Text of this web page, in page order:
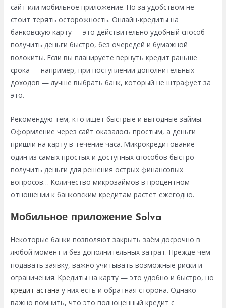
сайт или мобильное приложение. Но за удобством не
стоит терять осторожность. Онлайн-кредиты на
банковскую карту — это действительно удобный способ
получить деньги быстро, без очередей и бумажной
волокиты. Если вы планируете вернуть кредит раньше
срока — например, при поступлении дополнительных
доходов — лучше выбрать банк, который не штрафует за
это.
Рекомендую тем, кто ищет быстрые и выгодные займы.
Оформление через сайт оказалось простым, а деньги
пришли на карту в течение часа. Микрокредитование –
один из самых простых и доступных способов быстро
получить деньги для решения острых финансовых
вопросов… Количество микрозаймов в процентном
отношении к банковским кредитам растет ежегодно.
Мобильное приложение Solva
Некоторые банки позволяют закрыть заём досрочно в
любой момент и без дополнительных затрат. Прежде чем
подавать заявку, важно учитывать возможные риски и
ограничения. Кредиты на карту — это удобно и быстро, но
кредит астана у них есть и обратная сторона. Однако
важно помнить, что это полноценный кредит с